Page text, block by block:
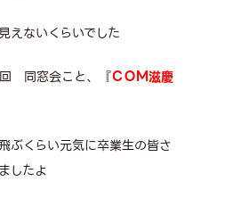
えないくらいでした
同窓会こと、『ＣＯＭ滋慶
ぶくらい元気に卒業生の皆さ
したよ